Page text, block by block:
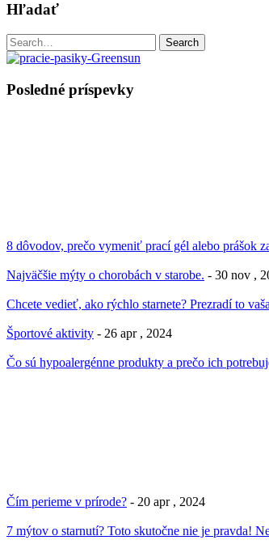
Hľadať
Search
for:
Search
Posledné príspevky
8 dôvodov, prečo vymeniť prací gél alebo prášok
Najväčšie mýty o chorobách v starobe. - 30 nov ,
Chcete vedieť, ako rýchlo starnete? Prezradí to
Športové aktivity - 26 apr , 2024
Čo sú hypoalergénne produkty a prečo ich
Čím perieme v prírode? - 20 apr , 2024
7 mýtov o starnutí? Toto skutočne nie je pravda!